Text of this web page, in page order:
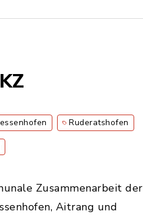
Ruderatshofen
Zusammenarbeit der
Aitrang und